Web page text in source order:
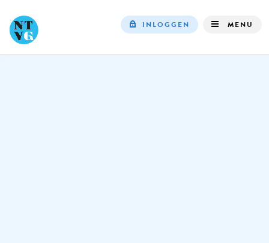
INLOGGEN MENU